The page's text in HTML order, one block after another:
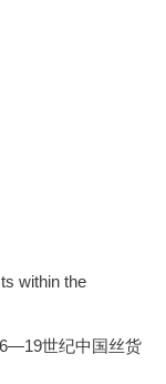
within the
世纪中国丝货